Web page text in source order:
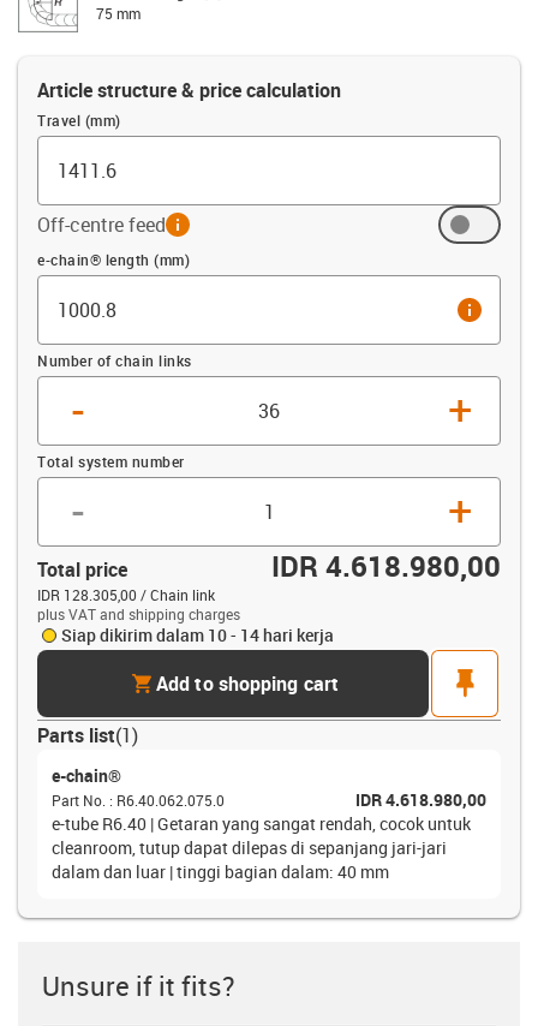
75 mm
Article structure & price calculation
Travel (mm)
Off-centre feedinfo
Offset (mm)
e-chain® length (mm)
info
Number of chain links
- +
Total system number
- +
Total price IDR 4.618.980,00
IDR 128.305,00 / Chain link
plus VAT and shipping charges
Siap dikirim dalam 10 - 14 hari kerja
cartAdd to shopping cart
pin
Parts list(1)
e-chain®
Part No. : R6.40.062.075.0
IDR 4.618.980,00
e-tube R6.40 | Getaran yang sangat rendah, cocok untuk
cleanroom, tutup dapat dilepas di sepanjang jari-jari
dalam dan luar | tinggi bagian dalam: 40 mm
Unsure if it fits?